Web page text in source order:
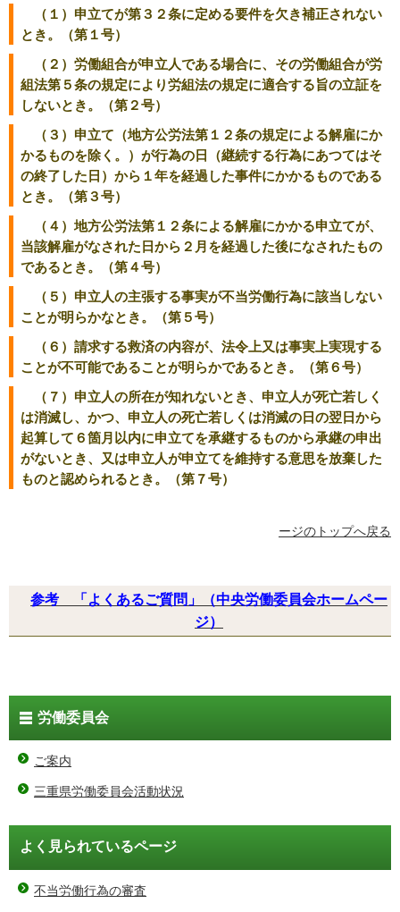
（１）申立てが第３２条に定める要件を欠き補正されない
とき。（第１号）
（２）労働組合が申立人である場合に、その労働組合が労
組法第５条の規定により労組法の規定に適合する旨の立証を
しないとき。（第２号）
（３）申立て（地方公労法第１２条の規定による解雇にか
かるものを除く。）が行為の日（継続する行為にあつてはそ
の終了した日）から１年を経過した事件にかかるものである
とき。（第３号）
（４）地方公労法第１２条による解雇にかかる申立てが、
当該解雇がなされた日から２月を経過した後になされたもの
であるとき。（第４号）
（５）申立人の主張する事実が不当労働行為に該当しない
ことが明らかなとき。（第５号）
（６）請求する救済の内容が、法令上又は事実上実現する
ことが不可能であることが明らかであるとき。（第６号）
（７）申立人の所在が知れないとき、申立人が死亡若しく
は消滅し、かつ、申立人の死亡若しくは消滅の日の翌日から
起算して６箇月以内に申立てを承継するものから承継の申出
がないとき、又は申立人が申立てを維持する意思を放棄した
ものと認められるとき。（第７号）
ージのトップへ戻る
参考 「よくあるご質問」（中央労働委員会ホームペー
ジ）
労働委員会
ご案内
三重県労働委員会活動状況
よく見られているページ
不当労働行為の審査